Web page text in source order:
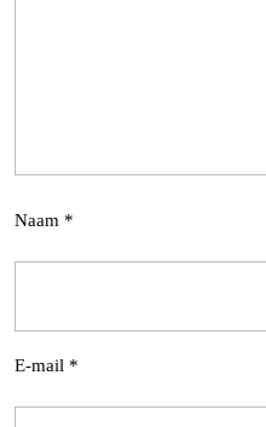
Naam *
E-mail *